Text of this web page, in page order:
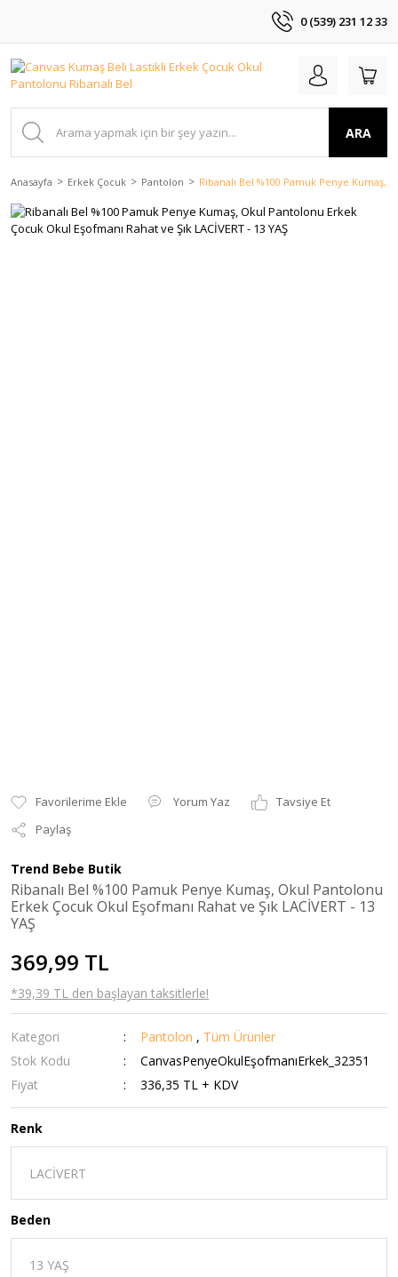
0 (539) 231 12 33
ARA
Anasayfa Erkek Çocuk Pantolon Ribanalı Bel %100 Pamuk Penye Kumaş,
Yorum Yaz
Tavsiye Et
Paylaş
Trend Bebe Butik
Ribanalı Bel %100 Pamuk Penye Kumaş, Okul Pantolonu
Erkek Çocuk Okul Eşofmanı Rahat ve Şık LACİVERT - 13
YAŞ
369,99 TL
*39,39 TL den başlayan taksitlerle!
Kategori Pantolon , Tüm Ürünler
Stok Kodu
CanvasPenyeOkulEşofmanıErkek_32351
Fiyat
336,35 TL + KDV
Renk
Beden